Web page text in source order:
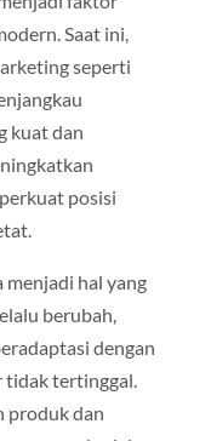
Saat ini,
seperti
kuat dan
posisi
menjadi hal yang
berubah,
dengan
tertinggal.
produk dan